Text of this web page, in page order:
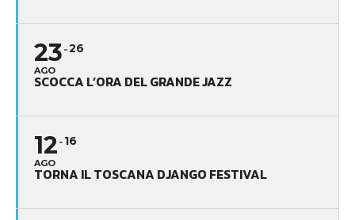
23
AGO
26
SCOCCA L’ORA DEL GRANDE JAZZ
12
AGO
16
TORNA IL TOSCANA DJANGO FESTIVAL